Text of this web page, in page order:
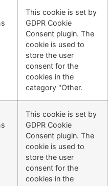
This cookie is set by
GDPR Cookie
Consent plugin. The
cookie is used to
store the user
consent for the
cookies in the
category "Other.
This cookie is set by
GDPR Cookie
Consent plugin. The
cookie is used to
store the user
consent for the
cookies in the